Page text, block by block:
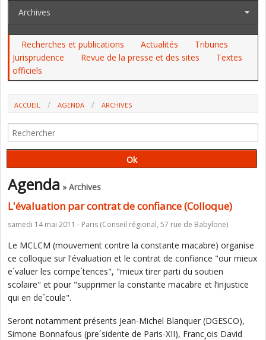
Archives
Recherches et publications Actualités
Tribunes
Jurisprudence
Revue de la presse et des sites
Textes
officiels
ACCUEIL AGENDA
ARCHIVES
Agenda » Archives
L'évaluation par contrat de confiance (Colloque)
samedi 14 mai 2011 - Paris (Conseil régional, 57 rue de Babylone)
Le MCLCM (mouvement contre la constante macabre) organise
ce colloque sur l'évaluation et le contrat de confiance "our mieux
e´valuer les compe´tences", "mieux tirer parti du soutien
scolaire" et pour "supprimer la constante macabre et l’injustice
qui en de´coule".
Seront notamment présents Jean-Michel Blanquer (DGESCO),
Simone Bonnafous (pre´sidente de Paris-XII), Franc¸ois David